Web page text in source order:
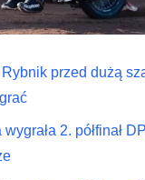
przed dużą
2. półfinał